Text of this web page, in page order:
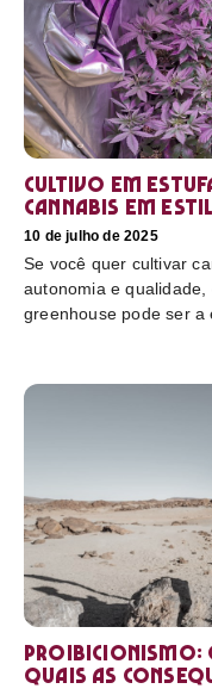
Cultivo em
cannabis em
10 de julho de 2025
Se você quer cultivar
autonomia e
greenhouse pode ser a
Proibicionismo:
quais as